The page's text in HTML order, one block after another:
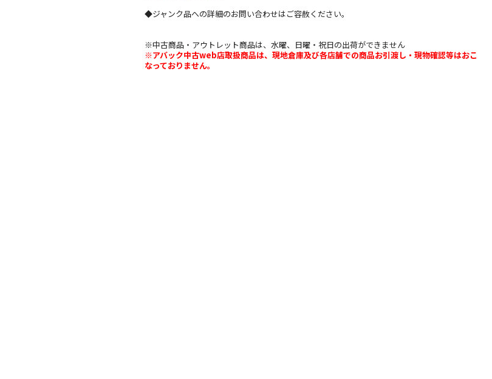
◆ジャンク品への詳細のお問い合わせはご容赦ください。
※中古商品・アウトレット商品は、水曜、日曜・祝日の出荷ができません
※アバック中古web店取扱商品は、現地倉庫及び各店舗での商品お引渡し・現物確認等はおこ
なっておりません。